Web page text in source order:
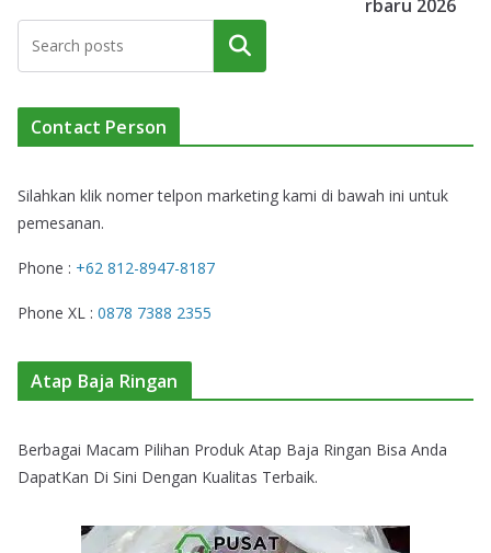
rbaru 2026
Cari
Contact Person
Silahkan klik nomer telpon marketing kami di bawah ini untuk
pemesanan.
Phone : +62 812-8947-8187
Phone XL : 0878 7388 2355
Atap Baja Ringan
Berbagai Macam Pilihan Produk Atap Baja Ringan Bisa Anda
DapatKan Di Sini Dengan Kualitas Terbaik.